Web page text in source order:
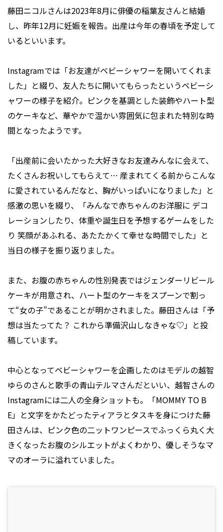
藤田ニコルさんは2023年8月に俳優の稲葉友さんと結婚
し、昨年12月に妊娠を報告。出産は今年の春頃を予定して
いるといいます。
Instagramでは「お友達がベビーシャワーを開いてくれま
した」と綴り、友人たちに開いてもらったというベビーシ
ャワーの様子を紹介。ピンクを基調とした装飾やハート型
のケーキなど、華やかで温かい雰囲気に包まれた特別な時
間となったようです。
「出産前に会いたかった大好きなお友達みんなに会えて、
たくさんお祝いしてもらえて… 産まれてくる前からこんな
に愛されているんだなと、胸がいっぱいになりました」と
感激の思いを綴り、「みんなで赤ちゃんのお洋服に デコ
レーションしたり、体重や誕生日を予想するゲームをした
り 笑顔があふれる、あたたかくて幸せな時間でした」と
当日の様子を振り返りました。
また、お腹の赤ちゃんの性別発表ではジェンダーリビール
ケーキが用意され、ハート型のケーキをスプーンで割っ
て“女の子”であることが明かされました。藤田さんは「予
想は当たってた？ これから準備沢山しなきゃな♡」と投
稿しています。
中心となってベビーシャワーを企画したのはモデルの越智
ゆらのさんと歌手の青山テルマさんだといい、越智さんの
Instagramには二人の全身ショットも。「MOMMY TO B
E」と文字をかたどったティアラとタスキを身につけた藤
田さんは、ピンク色の二ットワンピースでふっくら丸く大
きくなったお腹のシルエットがよくわかり、優しそうなマ
マのオーラに溢れていました。